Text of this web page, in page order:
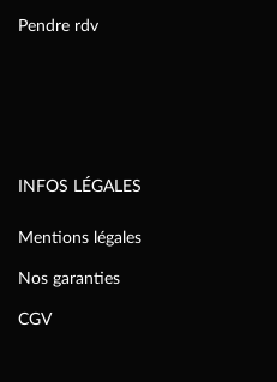
Pendre rdv
INFOS LÉGALES
Mentions légales
Nos garanties
CGV